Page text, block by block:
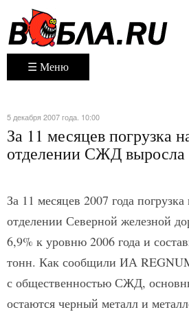
☰ Меню
5 декабря 2007 года. 10:00
За 11 месяцев погрузка
отделении СЖД выросла
За 11 месяцев 2007 года
отделении Северной железной
6,9% к уровню 2006 года и
тонн. Как сообщили ИА
с общественностью СЖД,
остаются черный металл и